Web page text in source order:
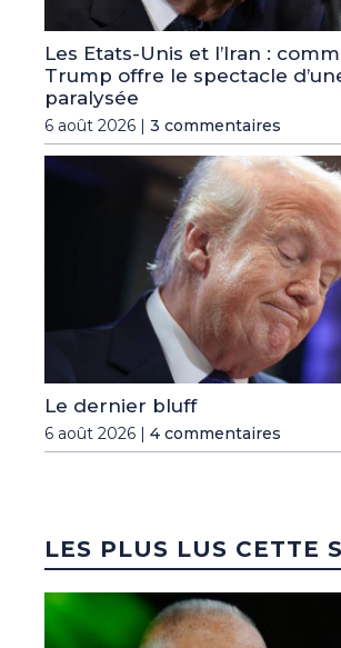
Les Etats-Unis et l’Iran :
Trump offre le spectacle
paralysée
6 août 2026 | 3 commentaires
Le dernier bluff
6 août 2026 | 4 commentaires
LES PLUS LUS CETTE